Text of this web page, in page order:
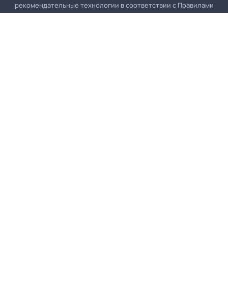
рекомендательные технологии в соответствии с Правилами